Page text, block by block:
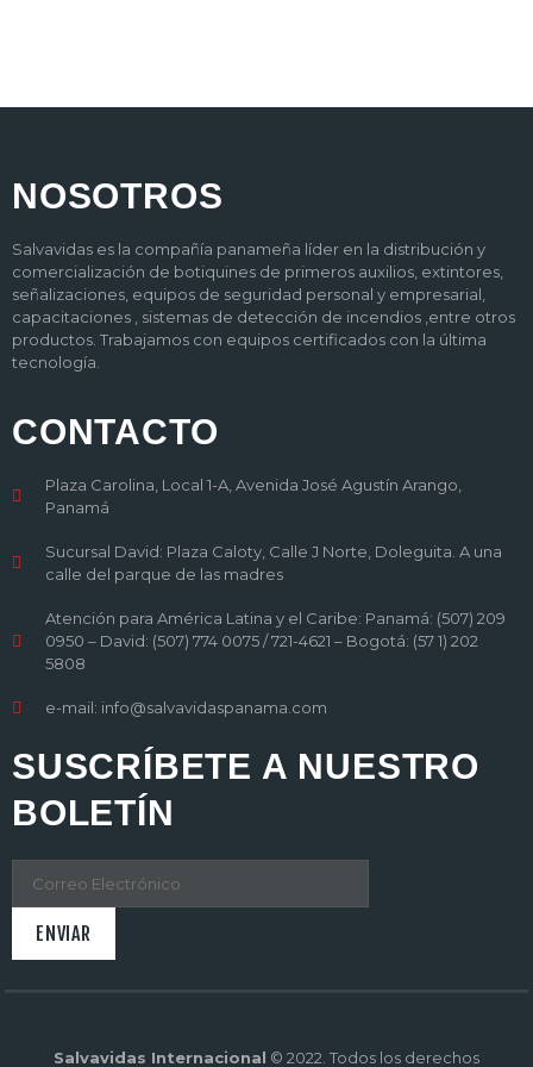
NOSOTROS
Salvavidas es la compañía panameña líder en la distribución y
comercialización de botiquines de primeros auxilios, extintores,
señalizaciones, equipos de seguridad personal y empresarial,
capacitaciones , sistemas de detección de incendios ,entre otros
productos. Trabajamos con equipos certificados con la última
tecnología.
CONTACTO
Plaza Carolina, Local 1-A, Avenida José Agustín Arango,
Panamá
Sucursal David: Plaza Caloty, Calle J Norte, Doleguita. A una
calle del parque de las madres
Atención para América Latina y el Caribe: Panamá: (507) 209
0950 – David: (507) 774 0075 / 721-4621 – Bogotá: (57 1) 202
5808
e-mail: info@salvavidaspanama.com
SUSCRÍBETE A NUESTRO
BOLETÍN
Salvavidas Internacional © 2022. Todos los derechos